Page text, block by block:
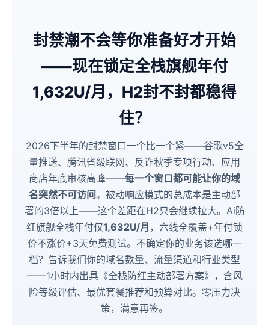
封禁潮不会等你准备好才开始
——现在锁定全栈旗舰年付
1,632U/月，H2封不封都稳得
住？
2026下半年的封禁窗口一个比一个紧——谷歌v5全
量推送、腾讯省级联网、反诈秋季专项行动、应用
商店年底审核高峰——每一个窗口都可能让你的域
名突然不可访问。被动响应模式的总成本是主动部
署的3倍以上——这个差距在H2只会继续拉大。Ai防
红旗舰全栈年付仅1,632U/月 ，六线全覆盖+年付锁
价不涨价+3天免费测试。不确定你的业务该选哪一
档？告诉我们你的域名数量、流量渠道和行业类型
——1小时内出具《全栈防红主动部署方案》，含风
险等级评估、最优套餐推荐和预算对比。零压力决
策，满意再签。